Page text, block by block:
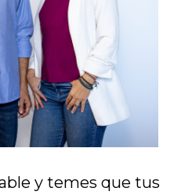
y temes que tus